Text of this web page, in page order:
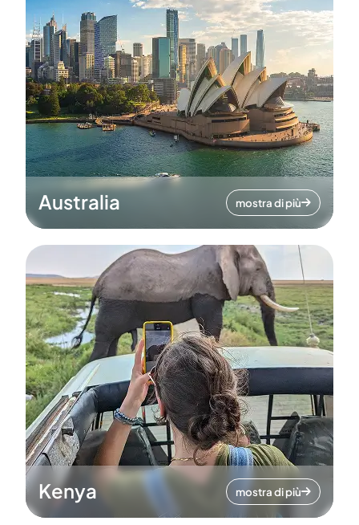
Australia mostra di più
Kenya mostra di più